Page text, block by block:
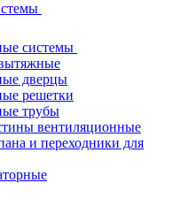
системы
дверцы
решетки
трубы
вентиляционные
и переходники для